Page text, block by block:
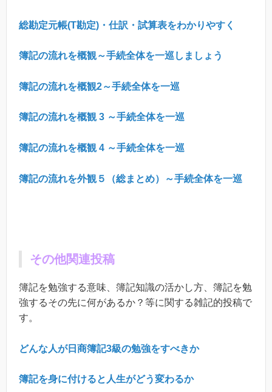
総勘定元帳(T勘定) ・仕訳・試算表をわかりやすく
簿記の流れを概観～手続全体を一巡しましょう
簿記の流れを概観2～手続全体を一巡
簿記の流れを概観3 ～手続全体を一巡
簿記の流れを概観4 ～手続全体を一巡
簿記の流れを外観５（総まとめ）～手続全体を一巡
その他関連投稿
簿記を勉強する意味、簿記知識の活かし方、簿記を勉
強するその先に何があるか？等に関する雑記的投稿で
す。
どんな人が日商簿記3級の勉強をすべきか
簿記を身に付けると人生がどう変わるか